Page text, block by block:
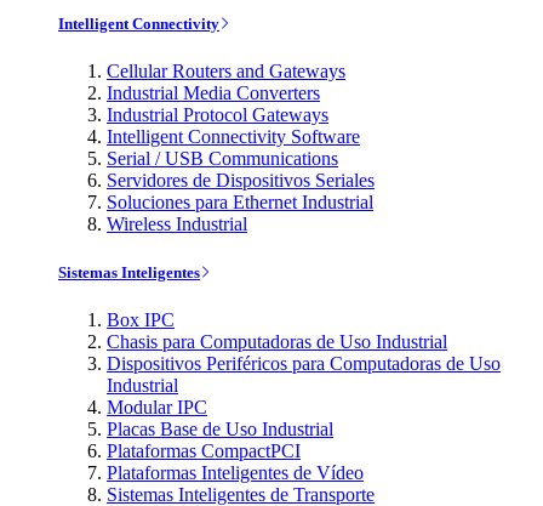
Intelligent Connectivity
Cellular Routers and Gateways
Industrial Media Converters
Industrial Protocol Gateways
Intelligent Connectivity Software
Serial / USB Communications
Servidores de Dispositivos Seriales
Soluciones para Ethernet Industrial
Wireless Industrial
Sistemas Inteligentes
Box IPC
Chasis para Computadoras de Uso Industrial
Dispositivos Periféricos para Computadoras de Uso
Industrial
Modular IPC
Placas Base de Uso Industrial
Plataformas CompactPCI
Plataformas Inteligentes de Vídeo
Sistemas Inteligentes de Transporte